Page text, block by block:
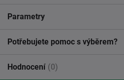
Parametry
Potřebujete pomoc s výběrem?
Hodnocení (0)